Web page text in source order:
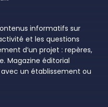
informatifs sur
et les questions
d’un projet : repères,
Magazine éditorial
un établissement ou